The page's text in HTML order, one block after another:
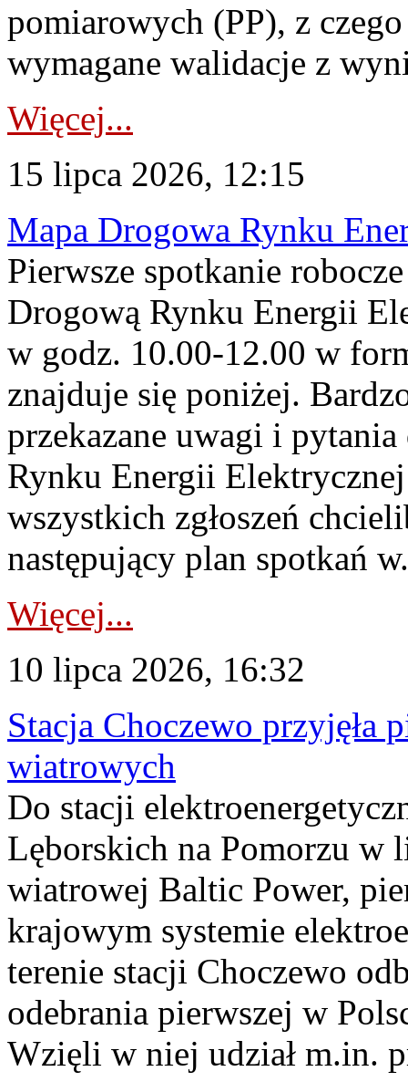
pomiarowych (PP), z
wymagane walidacje z
Więcej...
15 lipca 2026, 12:15
Mapa Drogowa Rynku
Pierwsze spotkanie
Drogową Rynku Energii
w godz. 10.00-12.00 w
znajduje się poniżej.
przekazane uwagi i
Rynku Energii
wszystkich zgłoszeń
następujący plan spotkań
Więcej...
10 lipca 2026, 16:32
Stacja Choczewo przyjęła
wiatrowych
Do stacji
Lęborskich na Pomorzu w
wiatrowej Baltic Power,
krajowym systemie
terenie stacji Choczewo
odebrania pierwszej w
Wzięli w niej udział m.in.